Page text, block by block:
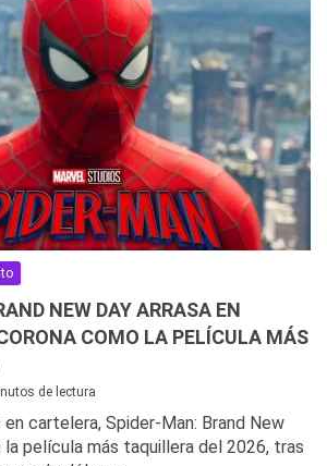
NEW DAY ARRASA EN
COMO LA PELÍCULA MÁS
de lectura
cartelera, Spider-Man: Brand New
película más taquillera del 2026, tras